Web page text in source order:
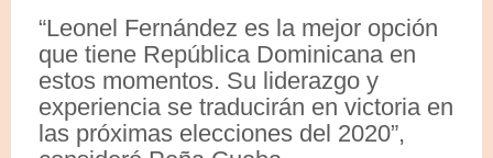
“Leonel Fernández es la mejor opción
que tiene República Dominicana en
estos momentos. Su liderazgo y
experiencia se traducirán en victoria en
las próximas elecciones del 2020”,